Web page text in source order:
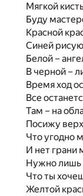
Мягкой
Буду
Красной
Синей
Белой –
В черной –
Время ход
Все
Там – на
Посижу
Что угодно
И нет грани
Нужно лишь
Что ты
Желтой